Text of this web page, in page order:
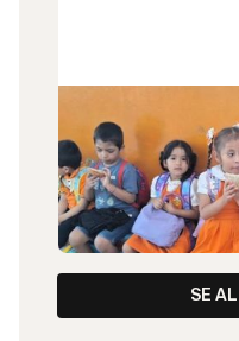
2026
Nytt fra Peru
Liv Haug har sendt
selv - og med nytt
SE